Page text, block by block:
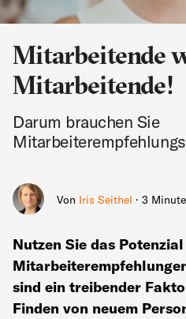
Mitarbeitende
Mitarbeitende!
Darum brauchen Sie
Von Iris Seithel · 3
Nutzen Sie das
sind ein treibender
Finden von neuem